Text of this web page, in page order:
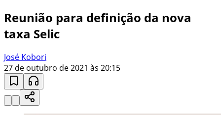
Reunião para definição da nova
taxa Selic
José Kobori
27 de outubro de 2021 às 20:15